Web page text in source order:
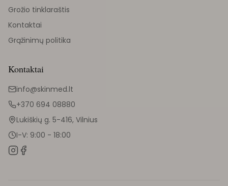
Grožio tinklaraštis
Kontaktai
Grąžinimų politika
Kontaktai
info@skinmed.lt
+370 694 08880
Lukiškių g. 5-416, Vilnius
I-V: 9:00 - 18:00